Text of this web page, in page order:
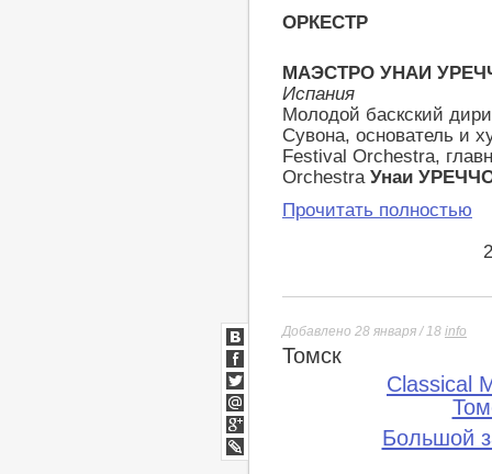
ОРКЕСТР
МАЭСТРО УНАИ
Испания
Молодой баскский
Сувона, основатель и
Festival Orchestra,
OrchestraУнаи
Прочитать полностью
Добавлено 28 января / 18 info
Томск
Classical
Большой
ВКонтакте
Facebook
Twitter
Мой
Мир
Google+
lj